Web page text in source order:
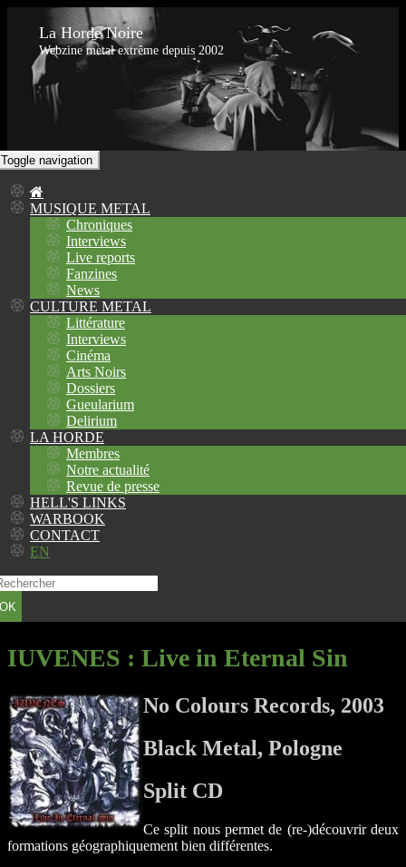
La Horde Noire
Webzine metal extrême depuis 2002
Toggle navigation
MUSIQUE METAL
Chroniques
Interviews
Live reports
Fanzines
News
CULTURE METAL
Littérature
Interviews
Cinéma
Arts Noirs
Dossiers
Gueularium
Delirium
LA HORDE
Membres
Notre actualité
Revue de presse
HELL'S LINKS
WARBOOK
CONTACT
EN
OK
IUVENES : Live in Eternal Sin
No Colours Records, 2003
Black Metal, Pologne
Split CD
Ce split nous permet de (re-)découvrir deux
formations géographiquement bien différentes.